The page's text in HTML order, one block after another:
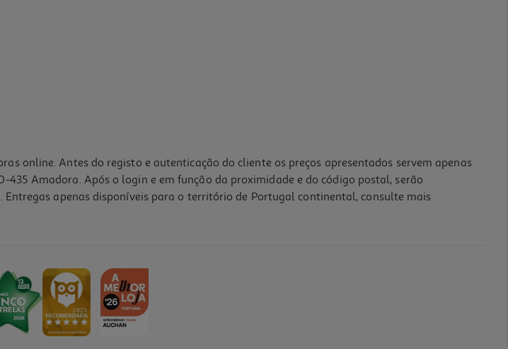
online. Antes do registo e autenticação do cliente os preços apresentados servem apenas
Amadora. Após o login e em função da proximidade e do código postal, serão
apenas disponíveis para o território de Portugal continental, consulte mais